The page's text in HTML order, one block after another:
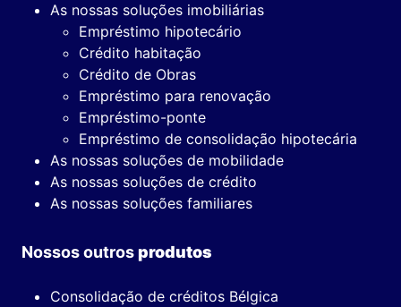
As nossas soluções imobiliárias
Empréstimo hipotecário
Crédito habitação
Crédito de Obras
Empréstimo para renovação
Empréstimo-ponte
Empréstimo de consolidação hipotecária
As nossas soluções de mobilidade
As nossas soluções de crédito
As nossas soluções familiares
Nossos outrosprodutos
Consolidação de créditos Bélgica